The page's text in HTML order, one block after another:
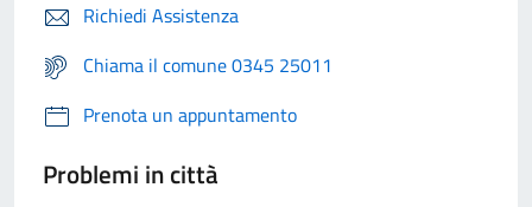
Richiedi Assistenza
Chiama il comune 0345 25011
Prenota un appuntamento
Problemi in città